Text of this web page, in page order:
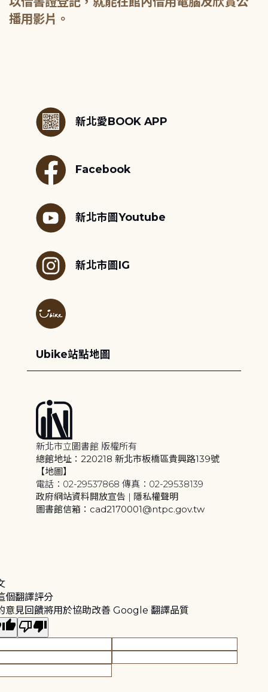
播用影片。
新北愛BOOK APP
Facebook
新北市圖Youtube
新北市圖IG
Ubike站點地圖
新北市立圖書館 版權所有
總館地址：220218 新北市板橋區貴興路139號
【地圖】
電話：02-29537868 傳真：02-29538139
政府網站資料開放宣告 | 隱私權聲明
圖書館信箱：cad2170001@ntpc.gov.tw
個翻譯評分
意見回饋將用於協助改善 Google 翻譯品質